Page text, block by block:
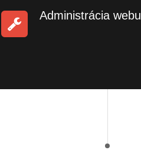
Administrácia webu